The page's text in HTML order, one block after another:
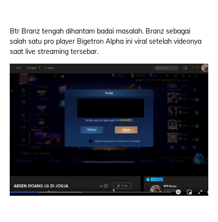
Btr Branz tengah dihantam badai masalah. Branz sebagai
salah satu pro player Bigetron Alpha ini viral setelah videonya
saat live streaming tersebar.